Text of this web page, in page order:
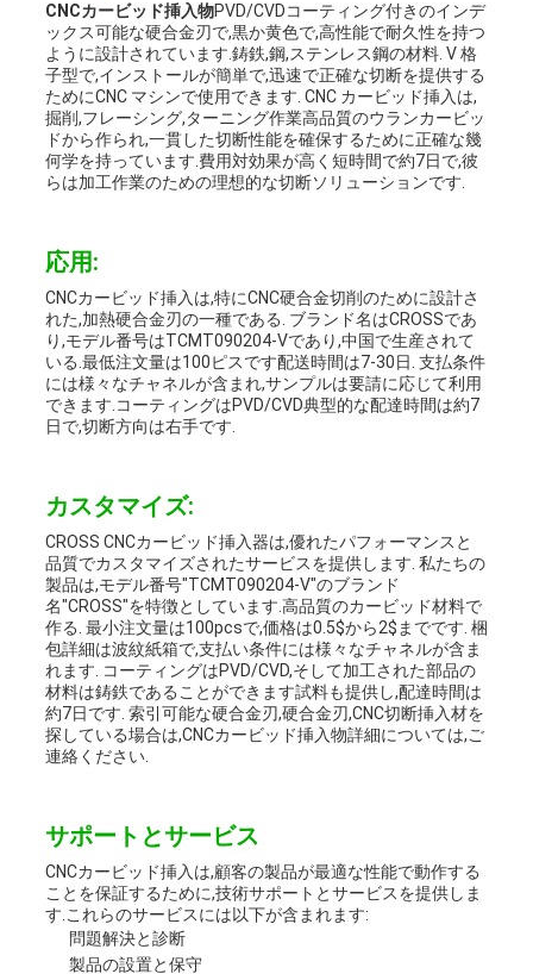
POLICY
CNCカービッド挿入物PVD/CVDコーティング付きのインデ
ックス可能な硬合金刃で,黒か黄色で,高性能で耐久性を持つ
ように設計されています.鋳鉄,鋼,ステンレス鋼の材料. V 格
子型で,インストールが簡単で,迅速で正確な切断を提供する
ためにCNC マシンで使用できます. CNC カービッド挿入は,
掘削,フレーシング,ターニング作業高品質のウランカービッ
ドから作られ,一貫した切断性能を確保するために正確な幾
何学を持っています.費用対効果が高く短時間で約7日で,彼
らは加工作業のための理想的な切断ソリューションです.
応用:
CNCカービッド挿入は,特にCNC硬合金切削のために設計さ
れた,加熱硬合金刃の一種である. ブランド名はCROSSであ
り,モデル番号はTCMT090204-Vであり,中国で生産されて
いる.最低注文量は100ピスです配送時間は7-30日. 支払条件
には様々なチャネルが含まれ,サンプルは要請に応じて利用
できます.コーティングはPVD/CVD典型的な配達時間は約7
日で,切断方向は右手です.
カスタマイズ:
CROSS CNCカービッド挿入器は,優れたパフォーマンスと
品質でカスタマイズされたサービスを提供します. 私たちの
製品は,モデル番号"TCMT090204-V"のブランド
名"CROSS"を特徴としています.高品質のカービッド材料で
作る. 最小注文量は100pcsで,価格は0.5$から2$までです. 梱
包詳細は波紋紙箱で,支払い条件には様々なチャネルが含ま
れます. コーティングはPVD/CVD,そして加工された部品の
材料は鋳鉄であることができます試料も提供し,配達時間は
約7日です. 索引可能な硬合金刃,硬合金刃,CNC切断挿入材を
探している場合は,CNCカービッド挿入物詳細については,ご
連絡ください.
サポートとサービス
CNCカービッド挿入は,顧客の製品が最適な性能で動作する
ことを保証するために,技術サポートとサービスを提供しま
す.これらのサービスには以下が含まれます:
問題解決と診断
製品の設置と保守